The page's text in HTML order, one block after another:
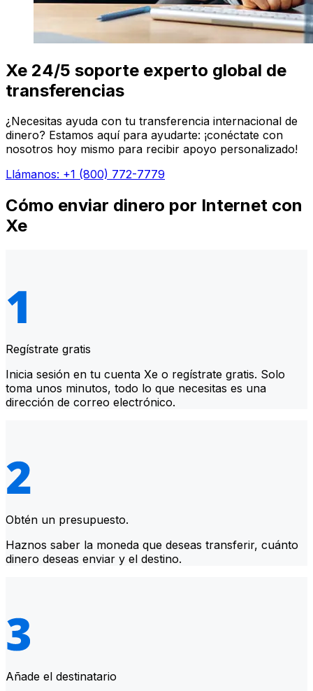
Xe 24/5 soporte experto global de
transferencias
¿Necesitas ayuda con tu transferencia internacional de
dinero? Estamos aquí para ayudarte: ¡conéctate con
nosotros hoy mismo para recibir apoyo personalizado!
Llámanos: +1 (800) 772-7779
Cómo enviar dinero por Internet con
Xe
Regístrate gratis
Inicia sesión en tu cuenta Xe o regístrate gratis. Solo
toma unos minutos, todo lo que necesitas es una
dirección de correo electrónico.
Obtén un presupuesto.
Haznos saber la moneda que deseas transferir, cuánto
dinero deseas enviar y el destino.
Añade el destinatario